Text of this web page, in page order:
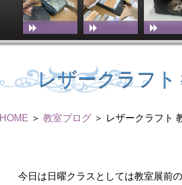
レザークラフ
HOME ＞教室ブログ ＞ レザークラフト
今日は日曜クラスとしては教室展前の